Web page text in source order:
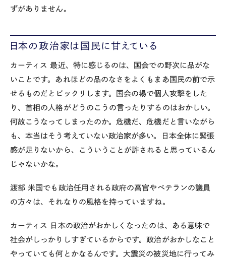
ずがありません。
日本の政治家は国民に甘えている
カーティス最近、特に感じるのは、国会での野次に品がな
いことです。あれほどの品のなさをよくもまあ国民の前で示
せるものだとビックリします。国会の場で個人攻撃をした
り、首相の人格がどうのこうの言ったりするのはおかしい。
何故こうなってしまったのか。危機だ、危機だと言いながら
も、本当はそう考えていない政治家が多い。日本全体に緊張
感が足りないから、こういうことが許されると思っているん
じゃないかな。
渡部米国でも政治任用される政府の高官やベテランの議員
の方々は、それなりの風格を持っていますね。
カーティス
日本の政治がおかしくなったのは、ある意味で
社会がしっかりしすぎているからです。政治がおかしなこと
やっていても何とかなるんです。大震災の被災地に行ってみ